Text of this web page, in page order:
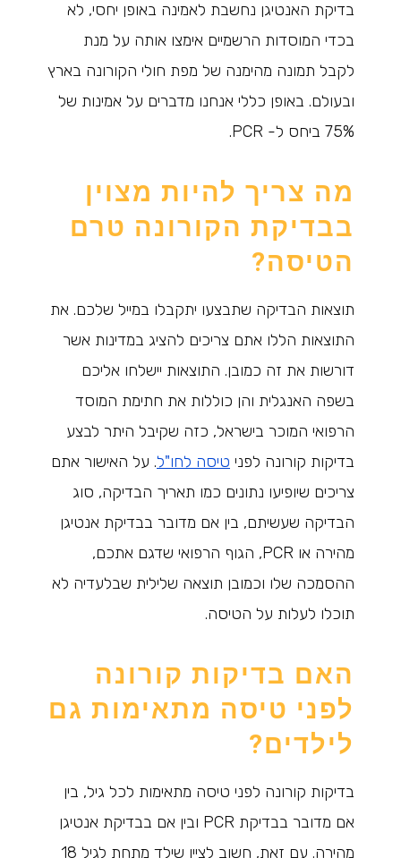
בדיקת האנטיגן נחשבת לאמינה באופן יחסי, לא
בכדי המוסדות הרשמיים אימצו אותה על מנת
לקבל תמונה מהימנה של מפת חולי הקורונה בארץ
ובעולם. באופן כללי אנחנו מדברים על אמינות של
75% ביחס ל- PCR.
מה צריך להיות מצוין
בבדיקת הקורונה טרם
הטיסה?
תוצאות הבדיקה שתבצעו יתקבלו במייל שלכם. את
התוצאות הללו אתם צריכים להציג במדינות אשר
דורשות את זה כמובן. התוצאות יישלחו אליכם
בשפה האנגלית והן כוללות את חתימת המוסד
הרפואי המוכר בישראל, כזה שקיבל היתר לבצע
בדיקות קורונה לפני טיסה לחו"ל. על האישור אתם
צריכים שיופיעו נתונים כמו תאריך הבדיקה, סוג
הבדיקה שעשיתם, בין אם מדובר בבדיקת אנטיגן
מהירה או PCR, הגוף הרפואי שדגם אתכם,
ההסמכה שלו וכמובן תוצאה שלילית שבלעדיה לא
תוכלו לעלות על הטיסה.
האם בדיקות קורונה
לפני טיסה מתאימות גם
לילדים?
בדיקות קורונה לפני טיסה מתאימות לכל גיל, בין
אם מדובר בבדיקת PCR ובין אם בבדיקת אנטיגן
מהירה. עם זאת, חשוב לציין שילד מתחת לגיל 18